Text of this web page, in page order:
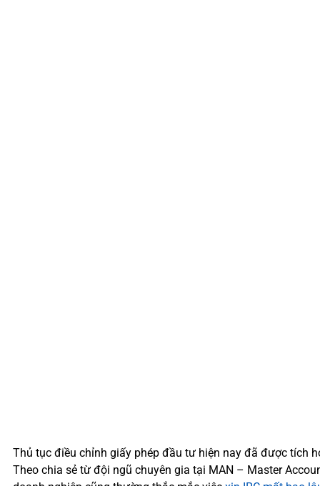
Thủ tục điều chỉnh giấy phép đầu tư hiện nay đã được tích
Theo chia sẻ từ đội ngũ chuyên gia tại MAN – Master